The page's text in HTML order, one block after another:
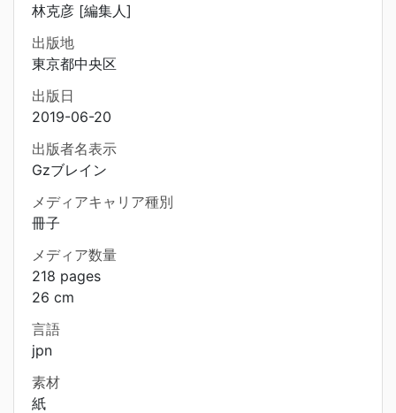
林克彦 [編集人]
出版地
東京都中央区
出版日
2019-06-20
出版者名表示
Gzブレイン
メディアキャリア種別
冊子
メディア数量
218 pages
26 cm
言語
jpn
素材
紙